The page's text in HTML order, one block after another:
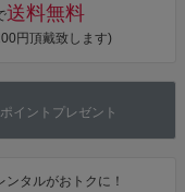
送料無料
円頂戴致します)
ポイントプレゼント
タルがおトクに！